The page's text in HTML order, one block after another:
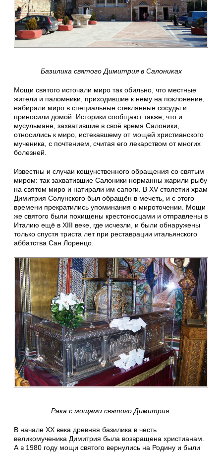
Базилика святого Димитрия в Салониках
Мощи святого источали миро так обильно, что местные
жители и паломники, приходившие к нему на поклонение,
набирали миро в специальные стеклянные сосуды и
приносили домой. Историки сообщают также, что и
мусульмане, захватившие в своё время Салоники,
относились к миро, истекавшему от мощей христианского
мученика, с почтением, считая его лекарством от многих
болезней.
Известны и случаи кощунственного обращения со святым
миром: так захватившие Салоники норманны жарили рыбу
на святом миро и натирали им сапоги. В XV столетии храм
Димитрия Солунского был обращён в мечеть, и с этого
времени прекратились упоминания о мироточении. Мощи
же святого были похищены крестоносцами и отправлены в
Италию ещё в XIII веке, где исчезли, и были обнаружены
только спустя триста лет при реставрации итальянского
аббатства Сан Лоренцо.
Рака с мощами святого Димитрия
В начале XX века древняя базилика в честь
великомученика Димитрия была возвращена христианам.
А в 1980 году мощи святого вернулись на Родину и были